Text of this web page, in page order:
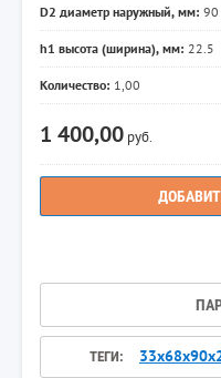
D2 диаметр наружный, мм: 90
h1 высота (ширина), мм: 22.5
Количество: 1,00
1 400,00 руб.
ТЕГИ: